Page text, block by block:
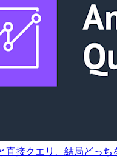
直接クエリ、結局どっち